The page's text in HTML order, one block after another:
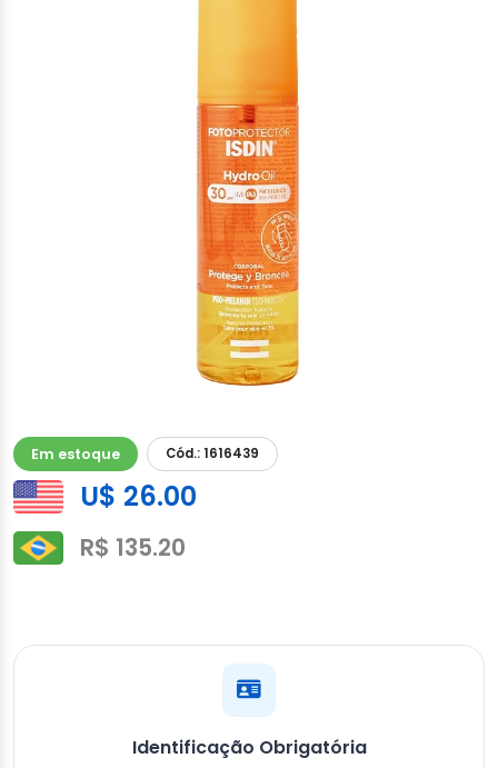
Em estoque Cód.: 1616439
U$ 26.00
R$ 135.20
Identificação Obrigatória